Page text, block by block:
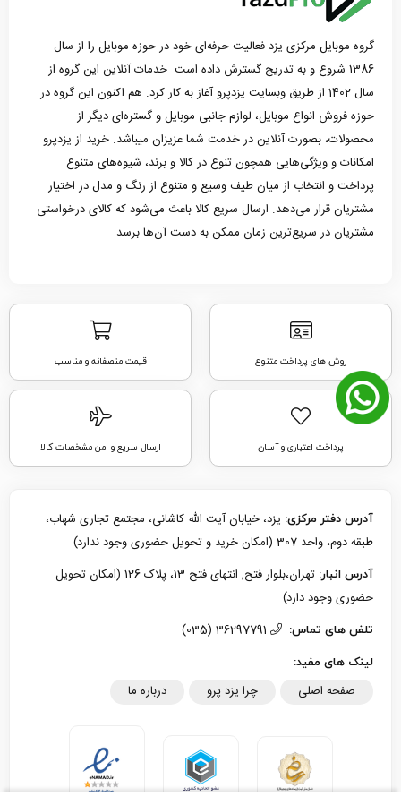
گروه موبایل مرکزی یزد فعالیت حرفه‌ای خود در حوزه موبایل را از سال
1386 شروع و به تدریج گسترش داده است. خدمات آنلاین این گروه از
سال 1402 از طریق وبسایت یزدپرو آغاز به کار کرد. هم اکنون این گروه در
حوزه فروش انواع موبایل، لوازم جانبی موبایل و گستره‌ای دیگر از
محصولات، بصورت آنلاین در خدمت شما عزیزان میباشد. خرید از یزدپرو
امکانات و ویژگی‌هایی همچون تنوع در کالا و برند، شیوه‌های متنوع
پرداخت و انتخاب از میان طیف وسیع و متنوع از رنگ و مدل در اختیار
مشتریان قرار می‌دهد. ارسال سریع کالا باعث می‌شود که کالای درخواستی
مشتریان در سریع‌ترین زمان ممکن به دست آن‌ها برسد.
روش های پرداخت متنوع قیمت منصفانه و مناسب
پرداخت اعتباری و آسان ارسال سریع و امن مشخصات کالا
آدرس دفتر مرکزی: یزد، خیابان آیت الله کاشانی، مجتمع تجاری شهاب،
طبقه دوم، واحد 307 (امکان خرید و تحویل حضوری وجود ندارد)
آدرس انبار:
تهران،بلوار فتح, انتهای فتح 13، پلاک 126 (امکان تحویل
حضوری وجود دارد)
تلفن های تماس:
لینک های مفید:
صفحه اصلی چرا یزد پرو درباره ما